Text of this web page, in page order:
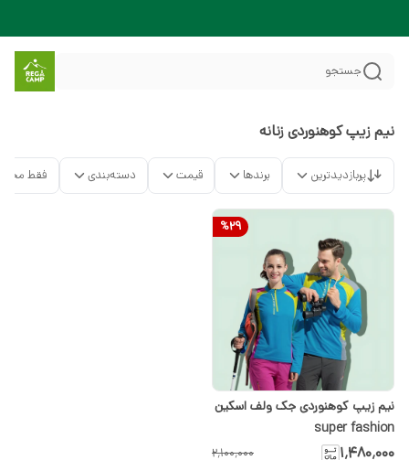
جستجو
نیم زیپ کوهنوردی زنانه
پربازدیدترین برندها قیمت دسته‌بندی فقط
%29
نیم زیپ کوهنوردی جک ولف اسکین
super fashion
۱٬۴۸۰٬۰۰۰ ۲٬۱۰۰٬۰۰۰